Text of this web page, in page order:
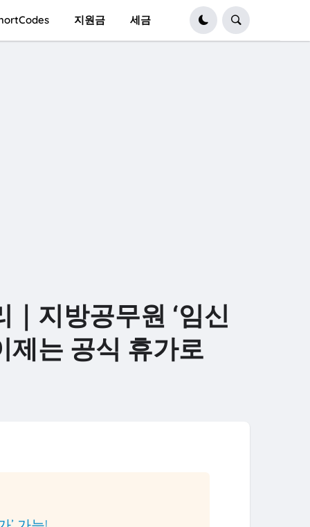
지원금 세금
지방공무원 ‘임신
제는 공식 휴가로